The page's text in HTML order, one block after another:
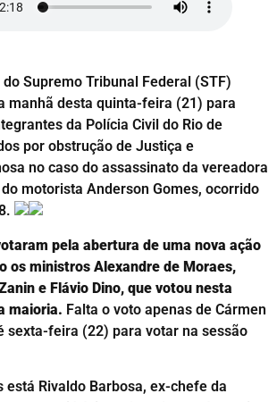
Supremo Tribunal Federal (STF)
manhã desta quinta-feira (21) para
da Polícia Civil do Rio de
por obstrução de Justiça e
no caso do assassinato da vereadora
motorista Anderson Gomes, ocorrido
pela abertura de uma nova ação
os ministros Alexandre de Moraes,
e Flávio Dino, que votou nesta
maioria. Falta o voto apenas de Cármen
sexta-feira (22) para votar na sessão
está Rivaldo Barbosa, ex-chefe da